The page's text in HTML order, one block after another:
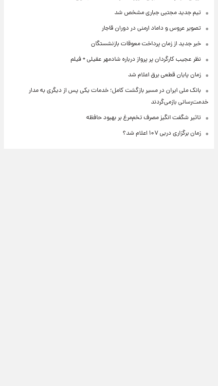
تیم جدید مجتبی جباری مشخص شد
تصویر عروس و داماد ارمنی در دوران قاجار
خبر جدید از زمان پرداخت معوقات بازنشستگان
نظر عجیب کارگردان پر پرواز درباره شادمهر عقیلی + فیلم
زمان پایان قطعی برق اعلام شد
بانک ملی ایران در مسیر بازگشت کامل؛ خدمات یکی پس از دیگری به مدار
خدمت‌رسانی بازمی‌گردند
تاثیر شگفت انگیز مصرف تخم‌مرغ بر بهبود حافظه
زمان برگزاری دربی ۱۰۷ اعلام شد؟